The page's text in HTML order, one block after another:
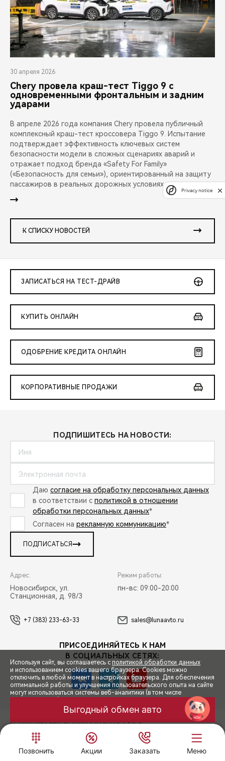
СПЕЦПРЕДЛОЖЕНИЯ
ЗАПИСЬ НА ТЕСТ-ДРАЙВ
РАСЧЕТ КРЕДИТА
30 апреля 2026
Chery провела краш-тест Tiggo 9 с
одновременными фронтальным и задним
ударами
В апреле 2026 года компания Chery провела публичный
комплексный краш-тест кроссовера Tiggo 9. Испытание
подтверждает эффективность ключевых систем
безопасности модели в сложных сценариях аварий и
отражает подход бренда «Safety For Family»
(«Безопасность для семьи»), ориентированный на защиту
пассажиров в реальных дорожных условиях.
К СПИСКУ НОВОСТЕЙ
ЗАПИСАТЬСЯ НА ТЕСТ-ДРАЙВ
КУПИТЬ ОНЛАЙН
ОДОБРЕНИЕ КРЕДИТА ОНЛАЙН
КОРПОРАТИВНЫЕ ПРОДАЖИ
ПОДПИШИТЕСЬ НА НОВОСТИ:
Даю согласие на обработку персональных данных
в соответствии с политикой в отношении
обработки персональных данных*
Согласен на рекламную коммуникацию*
ПОДПИСАТЬСЯ
Адрес:
Новосибирск, ул.
Станционная, д. 98/3
Режим работы:
пн-вс: 09:00-20:00
+7 (383) 233-63-33 sales@lunaavto.ru
ПРИСОЕДИНЯЙТЕСЬ К НАМ
В СОЦИАЛЬНЫХ СЕТЯХ:
© 2026 Луна Авто © 2026 ООО «ТЕНЕТ РУС»
ПРАВОВАЯ ИНФОРМАЦИЯ КОНТАКТЫ КЛИЕНТСКАЯ ПОДДЕРЖКА
Сделано в ПЕРКС
Используя сайт, вы соглашаетесь с политикой обработки данных
и использованием cookies вашего браузера. Cookies можно
отключить в любой момент в настройках браузера. Для обеспечения
оптимальной работы и улучшения пользовательского опыта на сайте
могут использоваться системы веб-аналитики (в том числе
Яндекс.Метрика). Продолжая использование сайта, Вы соглашаетесь
с применением указанных технологий и размещением cookie-
ПРИНЯТЬ
Позвонить Акции Заказать Меню
Выгодный обмен авто
Privacy notice